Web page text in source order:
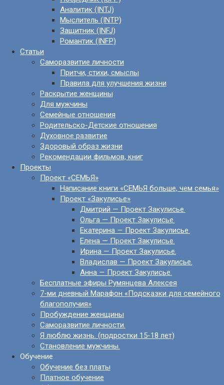
Аналитик (INTJ)
Мыслитель (INTP)
Защитник (INFJ)
Романтик (INFP)
Статьи
Саморазвитие личности
Притчи, стихи, смыслы
Правила для улучшения жизни
Раскрытие женщины
Для мужчины
Семейные отношения
Родительско-Детские отношения
Духовное развитие
Здоровый образ жизни
Рекомендации фильмов, книг
Проекты
Проект «СЕМЬЯ»
Написание книги «СЕМЬЯ больше, чем семья»
Проект «Закулисье»
Дмитрий — Проект Закулисье.
Ольга — Проект Закулисье.
Екатерина — Проект Закулисье.
Елена — Проект Закулисье.
Ирина — Проект Закулисье.
Владислав — Проект Закулисье.
Анна — Проект Закулисье.
Бесплатные эфиры Румянцева Алексея
7-ми дневный Марафон «Подсказки для семейного
благополучия»
Пробуждение женщины
Саморазвитие личности.
Я люблю жизнь. (подростки 15-18 лет)
Становление мужчины.
Обучение
Обучение без платы
Платное обучение